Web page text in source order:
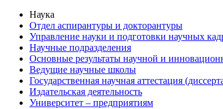
Наука
Отдел аспирантуры и докторантуры
Управление науки и подготовки научных
Научные подразделения
Основные результаты научной и
Ведущие научные школы
Государственная научная аттестация
Издательская деятельность
Университет – предприятиям